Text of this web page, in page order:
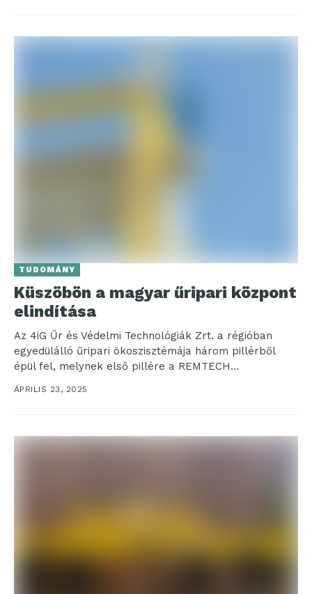
TUDOMÁNY
Küszöbön a magyar űripari központ
elindítása
Az 4iG Űr és Védelmi Technológiák Zrt. a régióban
egyedülálló űripari ökoszisztémája három pillérből
épül fel, melynek első pillére a REMTECH
űrközpontban megvalósuló...
ÁPRILIS 23, 2025